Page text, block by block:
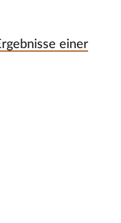
einer